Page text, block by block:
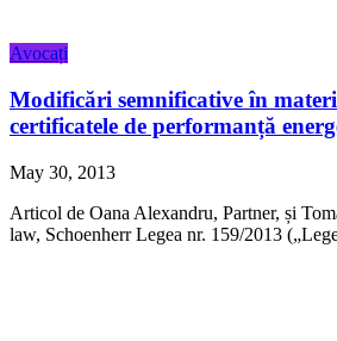
Avocați
Modificări semnificative în
certificatele de performanță
May 30, 2013
Articol de Oana Alexandru, Partner, și
law, Schoenherr Legea nr. 159/2013